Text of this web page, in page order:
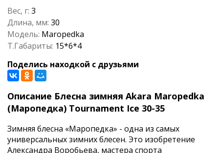
Вес, г: 3
Длина, мм: 30
Модель: Maropedka
Т.Габариты: 15*6*4
Поделись находкой с друзьями
Описание Блесна зимняя Akara Maropedka
(Маропедка) Tournament Ice 30-35
Зимняя блесна «Маропедка» - одна из самых
универсальных зимних блесен. Это изобретение
Александра Воробьева, мастера спорта